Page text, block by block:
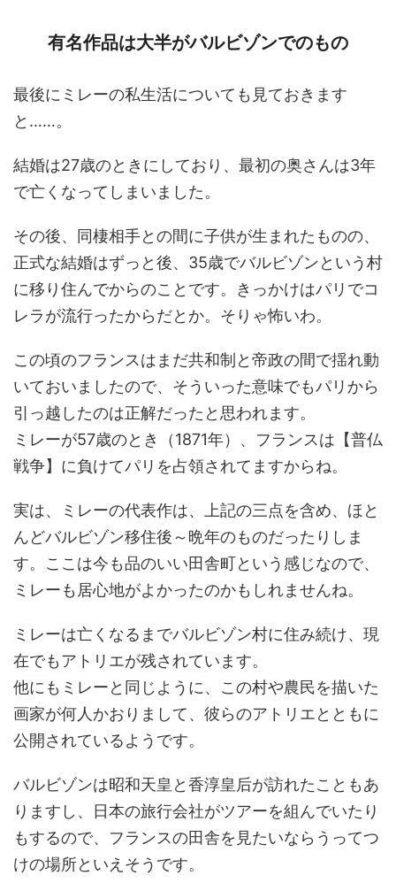
有名作品は大半がバルビゾンでのもの
最後にミレーの私生活についても見ておきます
と……。
結婚は27歳のときにしており、最初の奥さんは3年
で亡くなってしまいました。
その後、同棲相手との間に子供が生まれたものの、
正式な結婚はずっと後、35歳でバルビゾンという村
に移り住んでからのことです。きっかけはパリでコ
レラが流行ったからだとか。そりゃ怖いわ。
この頃のフランスはまだ共和制と帝政の間で揺れ動
いておいましたので、そういった意味でもパリから
引っ越したのは正解だったと思われます。
ミレーが57歳のとき（1871年）、フランスは【普仏
戦争】に負けてパリを占領されてますからね。
実は、ミレーの代表作は、上記の三点を含め、ほと
んどバルビゾン移住後～晩年のものだったりしま
す。ここは今も品のいい田舎町という感じなので、
ミレーも居心地がよかったのかもしれませんね。
ミレーは亡くなるまでバルビゾン村に住み続け、現
在でもアトリエが残されています。
他にもミレーと同じように、この村や農民を描いた
画家が何人かおりまして、彼らのアトリエとともに
公開されているようです。
バルビゾンは昭和天皇と香淳皇后が訪れたこともあ
りますし、日本の旅行会社がツアーを組んでいたり
もするので、フランスの田舎を見たいならうってつ
けの場所といえそうです。